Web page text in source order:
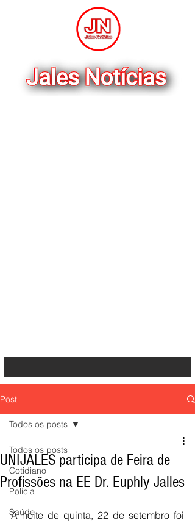
Post
Todos os posts
Cotidiano
Polícia
Saúde
Todos os posts
UNIJALES participa de Feira de
Profissões na EE Dr. Euphly Jalles
A noite de quinta, 22 de setembro foi